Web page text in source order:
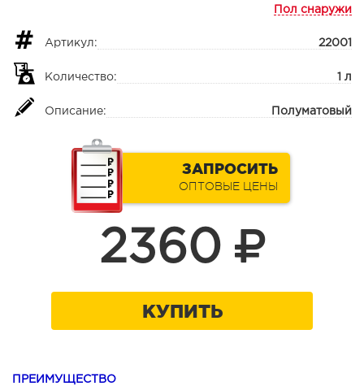
Пол снаружи
Артикул: 22001
Количество: 1 л
Описание: Полуматовый
ЗАПРОСИТЬ
ОПТОВЫЕ ЦЕНЫ
2360
КУПИТЬ
ПРЕИМУЩЕСТВО